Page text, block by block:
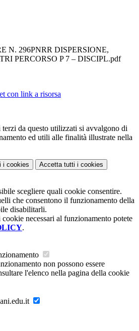
N. 296PNRR DISPERSIONE,
PERCORSO P 7 – DISCIPL.pdf
con link a risorsa
da questo utilizzati si avvalgono di
ed utili alle finalità illustrate nella
i cookies Accetta tutti i cookies
scegliere quali cookie consentire.
che consentono il funzionamento della
disabilitarli.
necessari al funzionamento potete
.
non possono essere
l'elenco nella pagina della cookie